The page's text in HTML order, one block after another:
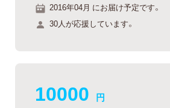
2016年04月 にお届け予定です。
30人が応援しています。
10000 円